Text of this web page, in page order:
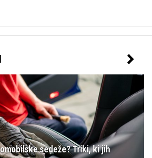
sedeže? Triki, ki jih